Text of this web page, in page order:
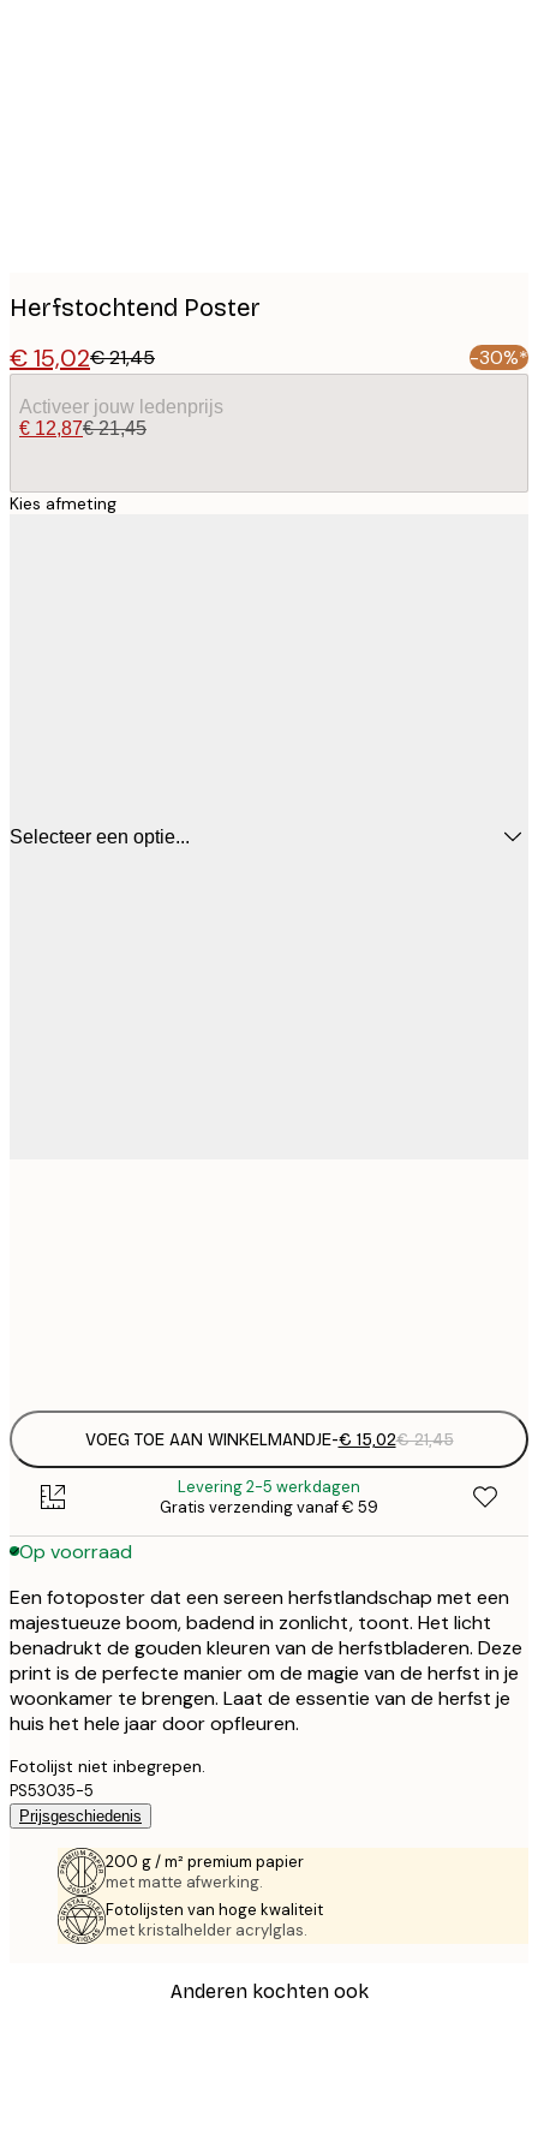
Herfstochtend Poster
€ 15,02€ 21,45 -30%*
Activeer jouw ledenprijs
€ 12,87€ 21,45
Kies afmeting
Selecteer een optie...
VOEG TOE AAN WINKELMANDJE-€ 15,02€ 21,45
Levering 2-5 werkdagen
Gratis verzending vanaf € 59
Op voorraad
Een fotoposter dat een sereen herfstlandschap met een
majestueuze boom, badend in zonlicht, toont. Het licht
benadrukt de gouden kleuren van de herfstbladeren. Deze
print is de perfecte manier om de magie van de herfst in je
woonkamer te brengen. Laat de essentie van de herfst je
huis het hele jaar door opfleuren.
Fotolijst niet inbegrepen.
PS53035-5
Prijsgeschiedenis
200 g / m² premium papier
met matte afwerking.
Fotolijsten van hoge kwaliteit
met kristalhelder acrylglas.
Anderen kochten ook